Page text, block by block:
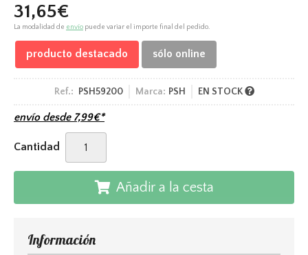
31,65€
La modalidad de envío puede variar el importe final del pedido.
producto destacado sólo online
Ref.: PSH59200 Marca: PSH EN STOCK
envío desde 7,99€*
Cantidad
Añadir a la cesta
Información